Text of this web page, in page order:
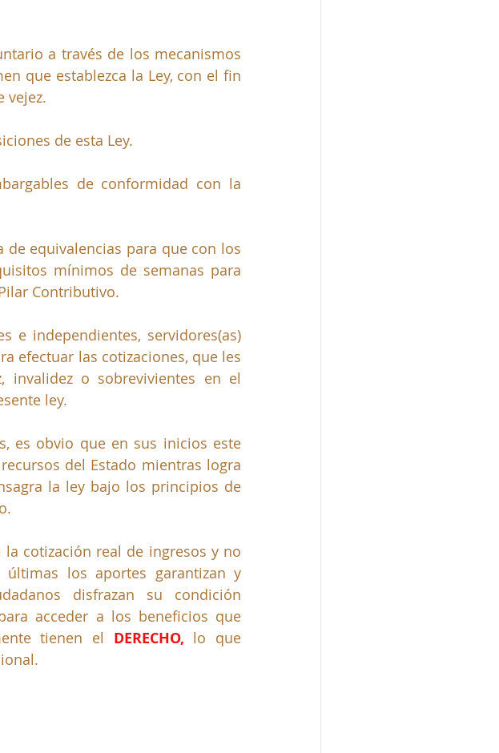
a través de los mecanismos
que establezca la Ley, con el fin
vejez.
de esta Ley.
de conformidad con la
equivalencias para que con los
mínimos de semanas para
Contributivo.
e independientes, servidores(as)
efectuar las cotizaciones, que les
invalidez o sobrevivientes en el
ley.
es obvio que en sus inicios este
del Estado mientras logra
la ley bajo los principios de
cotización real de ingresos y no
los aportes garantizan y
disfrazan su condición
acceder a los beneficios que
tienen el DERECHO, lo que